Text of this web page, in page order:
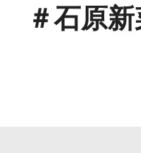
＃石原新